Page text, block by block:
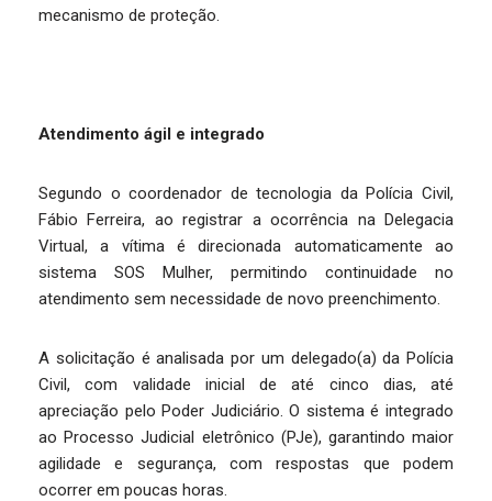
mecanismo de proteção.
Atendimento ágil e integrado
Segundo o coordenador de tecnologia da Polícia Civil,
Fábio Ferreira, ao registrar a ocorrência na Delegacia
Virtual, a vítima é direcionada automaticamente ao
sistema SOS Mulher, permitindo continuidade no
atendimento sem necessidade de novo preenchimento.
A solicitação é analisada por um delegado(a) da Polícia
Civil, com validade inicial de até cinco dias, até
apreciação pelo Poder Judiciário. O sistema é integrado
ao Processo Judicial eletrônico (PJe), garantindo maior
agilidade e segurança, com respostas que podem
ocorrer em poucas horas.